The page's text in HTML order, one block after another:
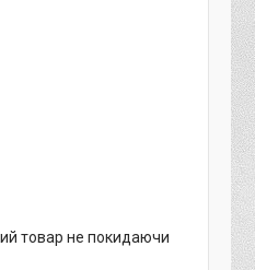
товар не покидаючи